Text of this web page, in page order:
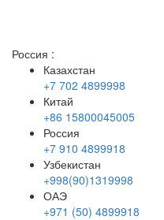
Россия :
Казахстан
+7 702 4899998
Китай
+86 15800045005
Россия
+7 910 4899918
Узбекистан
+998(90)1319998
ОАЭ
+971 (50) 4899918